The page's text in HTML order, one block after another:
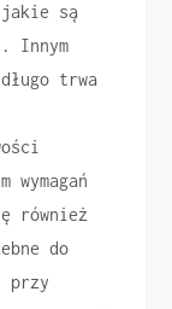
jakie są
Innym
trwa
również
do
przy